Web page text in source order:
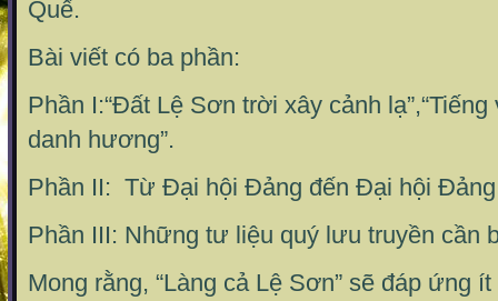
Quế.
Bài viết có ba phần:
Phần I:“Đất Lệ Sơn trời xây cảnh
danh hương”.
Phần II: Từ Đại hội Đảng đến Đại hội
Phần III: Những tư liệu quý lưu truyền cần
Mong rằng, “Làng cả Lệ Sơn” sẽ đáp ứng